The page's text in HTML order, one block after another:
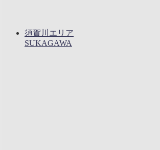
須賀川エリア
SUKAGAWA